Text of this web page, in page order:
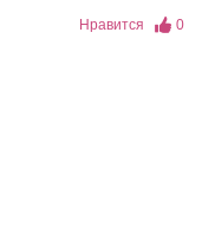
Нравится 0